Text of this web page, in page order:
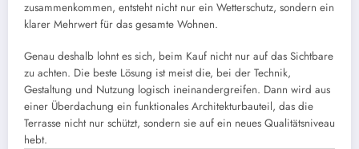
zusammenkommen, entsteht nicht nur ein Wetterschutz, sondern ein
klarer Mehrwert für das gesamte Wohnen.
Genau deshalb lohnt es sich, beim Kauf nicht nur auf das Sichtbare
zu achten. Die beste Lösung ist meist die, bei der Technik,
Gestaltung und Nutzung logisch ineinandergreifen. Dann wird aus
einer Überdachung ein funktionales Architekturbauteil, das die
Terrasse nicht nur schützt, sondern sie auf ein neues Qualitätsniveau
hebt.